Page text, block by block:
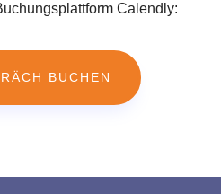
Calendly:
BUCHEN